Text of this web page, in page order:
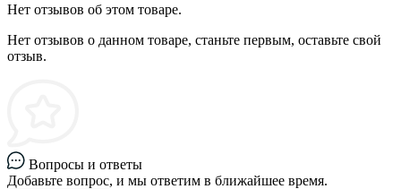
Нет отзывов об этом товаре.
Нет отзывов о данном товаре, станьте первым, оставьте свой
отзыв.
Вопросы и ответы
Добавьте вопрос, и мы ответим в ближайшее время.